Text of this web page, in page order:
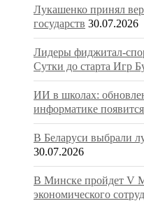
Лукашенко принял
государств 30.07.2026
Лидеры фиджитал-
Сутки до старта Игр
ИИ в школах:
информатике
В Беларуси выбрали
30.07.2026
В Минске пройдет V
экономического